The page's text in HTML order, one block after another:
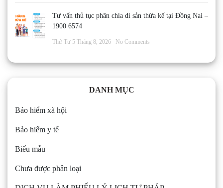
Tư vấn thủ tục phân chia di sản thừa kế tại Đồng Nai –
1900 6574
Thứ Tư 5 Tháng 8, 2026 No Comments
DANH MỤC
Bảo hiểm xã hội
Bảo hiểm y tế
Biểu mẫu
Chưa được phân loại